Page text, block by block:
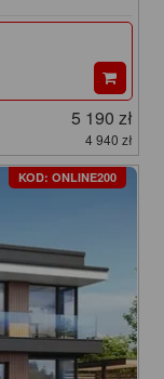
5 190 zł
4 940 zł
KOD: ONLINE200